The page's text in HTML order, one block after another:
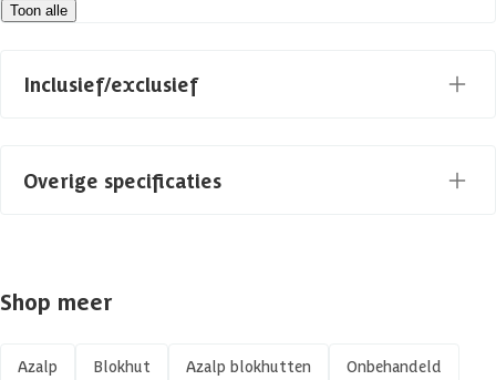
Dakvorm
Levertijd
Deur type
Kleur
Azalp artikelcode
Toon alle
Inclusief/exclusief
Overige specificaties
Gespiegeld te monteren
Impregneren mogelijk
Shop meer
Azalp Blokhut Azalp blokhutten Onbehandeld